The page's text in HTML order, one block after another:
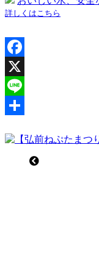
詳しくはこちら